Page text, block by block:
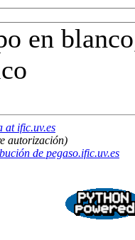
en
at ific.uv.es
autorización)
de pegaso.ific.uv.es